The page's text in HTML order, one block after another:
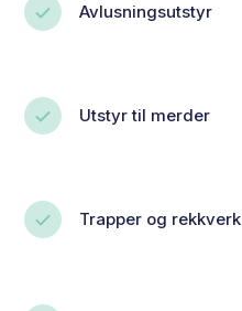
Avlusningsutstyr
Utstyr til merder
Trapper og rekkverk